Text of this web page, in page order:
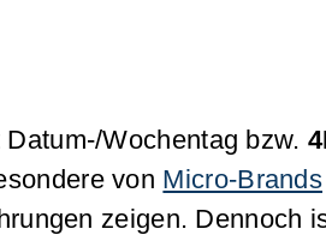
Wochentag bzw.
von Micro-Brands
zeigen. Dennoch